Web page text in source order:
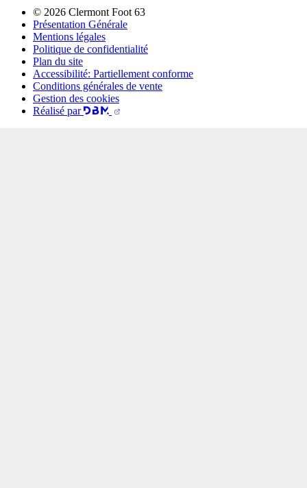
© 2026 Clermont Foot 63
Présentation Générale
Mentions légales
Politique de confidentialité
Plan du site
Accessibilité: Partiellement conforme
Conditions générales de vente
Gestion des cookies
Réalisé par